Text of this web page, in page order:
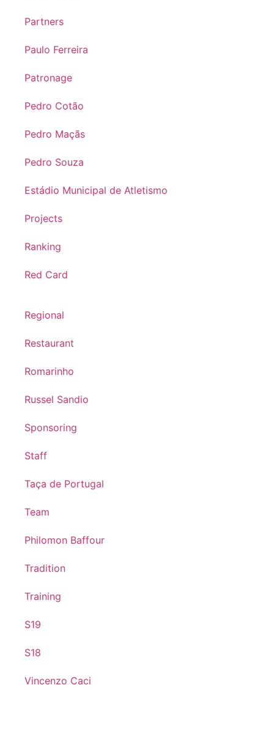
Partners
Paulo Ferreira
Patronage
Pedro Cotão
Pedro Maçãs
Pedro Souza
Estádio Municipal de Atletismo
Projects
Ranking
Red Card
Regional
Restaurant
Romarinho
Russel Sandio
Sponsoring
Staff
Taça de Portugal
Team
Philomon Baffour
Tradition
Training
S19
S18
Vincenzo Caci